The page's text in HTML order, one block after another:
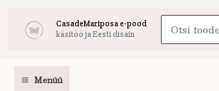
CasadeMariposa e-pood
käsitöö ja Eesti disain
Search
for:
Menüü